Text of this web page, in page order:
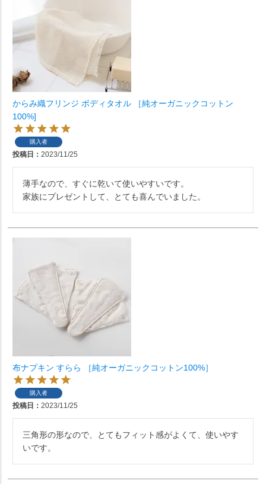
からみ織フリンジ ボディタオル ［純オーガニックコットン
100%]
購入者
投稿日 2023/11/25
薄手なので、すぐに乾いて使いやすいです。
家族にプレゼントして、とても喜んでいました。
布ナプキン すらら ［純オーガニックコットン100%］
購入者
投稿日 2023/11/25
三角形の形なので、とてもフィット感がよくて、使いやす
いです。